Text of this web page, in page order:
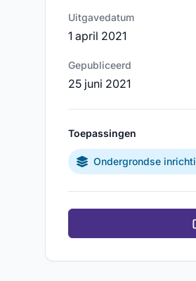
Uitgavedatum
1 april 2021
Gepubliceerd
25 juni 2021
Toepassingen
Ondergrondse